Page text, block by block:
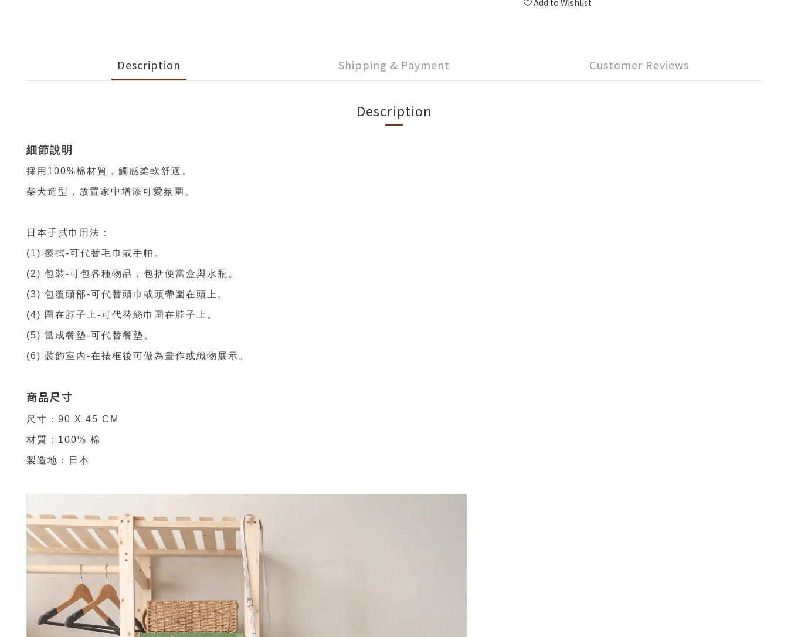
Add to Wishlist
Description Shipping & Payment Customer Reviews
Description
細節說明
採用100%棉材質，觸感柔軟舒適。
柴犬造型，放置家中增添可愛氛圍。
日本手拭巾用法：
(1) 擦拭-可代替毛巾或手帕。
(2) 包裝-可包各種物品，包括便當盒與水瓶。
(3) 包覆頭部-可代替頭巾或頭帶圍在頭上。
(4) 圍在脖子上-可代替絲巾圍在脖子上。
(5) 當成餐墊-可代替餐墊。
(6) 裝飾室內-在裱框後可做為畫作或織物展示。
商品尺寸
尺寸：90 X 45 CM
材質：100% 棉
製造地：日本